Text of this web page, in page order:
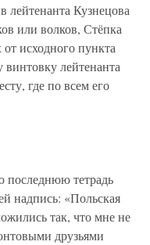
Кузнецова
или волков, Стёпка
исходного пункта
лейтенанта
где по всем его
последнюю тетрадь
надпись: «Польская
так, что мне не
друзьями